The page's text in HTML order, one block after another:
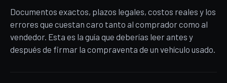
Documentos exactos, plazos legales, costos reales y los
errores que cuestan caro tanto al comprador como al
vendedor. Esta es la guía que deberías leer antes y
después de firmar la compraventa de un vehículo usado.